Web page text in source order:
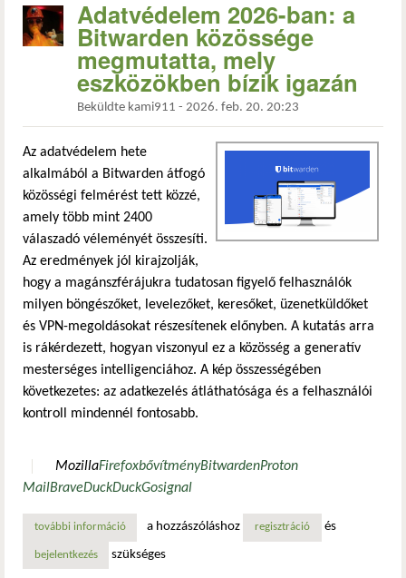
Adatvédelem 2026-ban: a
Bitwarden közössége
megmutatta, mely
eszközökben bízik igazán
Beküldte kami911 - 2026. feb. 20. 20:23
Az adatvédelem hete
alkalmából a Bitwarden átfogó
közösségi felmérést tett közzé,
amely több mint 2400
válaszadó véleményét összesíti.
Az eredmények jól kirajzolják,
hogy a magánszférájukra tudatosan figyelő felhasználók
milyen böngészőket, levelezőket, keresőket, üzenetküldőket
és VPN-megoldásokat részesítenek előnyben. A kutatás arra
is rákérdezett, hogyan viszonyul ez a közösség a generatív
mesterséges intelligenciához. A kép összességében
következetes: az adatkezelés átláthatósága és a felhasználói
kontroll mindennél fontosabb.
MozillaFirefoxbővítményBitwardenProton
MailBraveDuckDuckGosignal
további információadatvédelem 2026-ban: a bitwarden közössége
a hozzászóláshoz regisztráció és
bejelentkezés szükséges